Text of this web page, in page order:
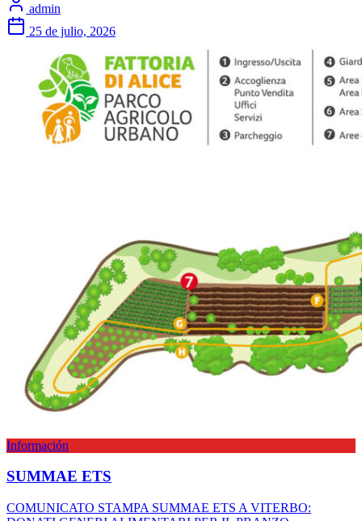
admin
25 de julio, 2026
Información
SUMMAE ETS
COMUNICATO STAMPA SUMMAE ETS A VITERBO: